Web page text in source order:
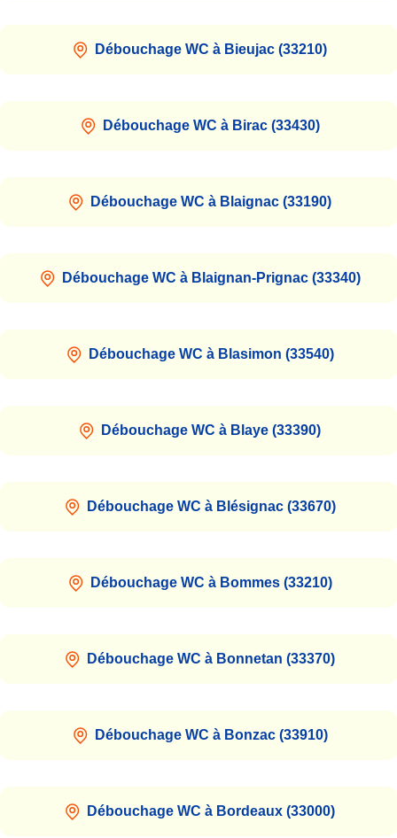
Débouchage WC à Bieujac (33210)
Débouchage WC à Birac (33430)
Débouchage WC à Blaignac (33190)
Débouchage WC à Blaignan-Prignac (33340)
Débouchage WC à Blasimon (33540)
Débouchage WC à Blaye (33390)
Débouchage WC à Blésignac (33670)
Débouchage WC à Bommes (33210)
Débouchage WC à Bonnetan (33370)
Débouchage WC à Bonzac (33910)
Débouchage WC à Bordeaux (33000)